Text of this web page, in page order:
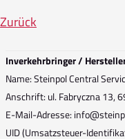
Zurück
Inverkehrbringer /
Name: Steinpol Central
Anschrift: ul. Fabryczna 13,
E-Mail-Adresse:
UID (Umsatzsteuer-